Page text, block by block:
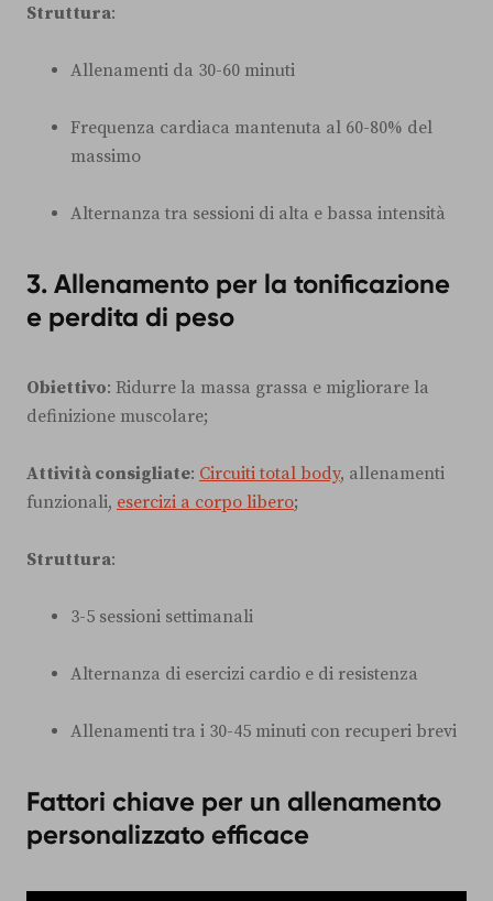
Struttura:
Allenamenti da 30-60 minuti
Frequenza cardiaca mantenuta al 60-80% del
massimo
Alternanza tra sessioni di alta e bassa intensità
3. Allenamento per la tonificazione
e perdita di peso
Obiettivo: Ridurre la massa grassa e migliorare la
definizione muscolare;
Attività consigliate: Circuiti total body, allenamenti
funzionali, esercizi a corpo libero;
Struttura:
3-5 sessioni settimanali
Alternanza di esercizi cardio e di resistenza
Allenamenti tra i 30-45 minuti con recuperi brevi
Fattori chiave per un allenamento
personalizzato efficace